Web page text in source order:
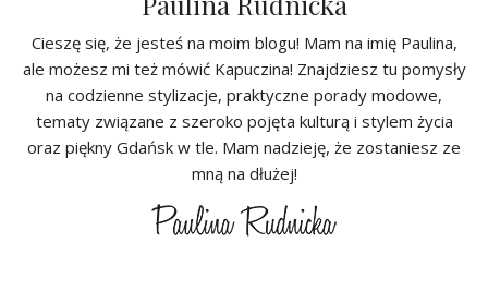
Cieszę się, że jesteś na moim blogu! Mam na imię Paulina,
ale możesz mi też mówić Kapuczina! Znajdziesz tu pomysły
na codzienne stylizacje, praktyczne porady modowe,
tematy związane z szeroko pojęta kulturą i stylem życia
oraz piękny Gdańsk w tle. Mam nadzieję, że zostaniesz ze
mną na dłużej!